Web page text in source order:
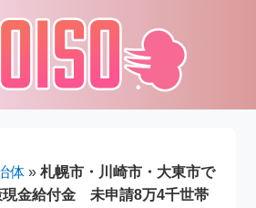
体 »札幌市・川崎市・大東市で
現金給付金 未申請8万4千世帯